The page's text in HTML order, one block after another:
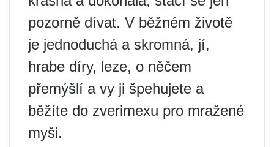
pozorně dívat. V běžném životě
je jednoduchá a skromná, jí,
hrabe díry, leze, o něčem
přemýšlí a vy ji špehujete a
běžíte do zverimexu pro mražené
myši.